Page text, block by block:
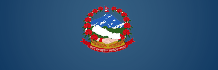
main
content